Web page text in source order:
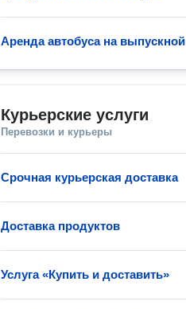
Аренда автобуса на выпускной
Курьерские услуги
Перевозки и курьеры
Срочная курьерская доставка
Доставка продуктов
Услуга «Купить и доставить»